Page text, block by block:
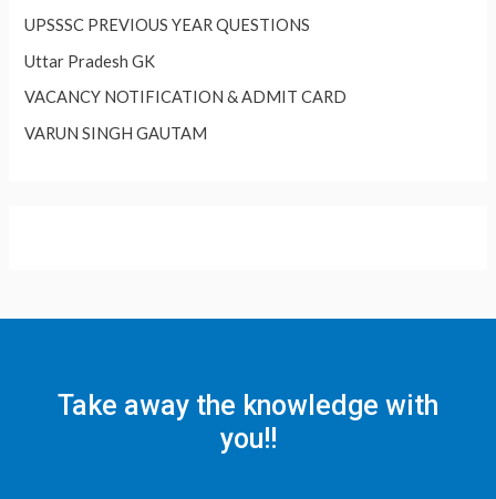
UPSSSC PREVIOUS YEAR QUESTIONS
Uttar Pradesh GK
VACANCY NOTIFICATION & ADMIT CARD
VARUN SINGH GAUTAM
Take away the knowledge with
you!!